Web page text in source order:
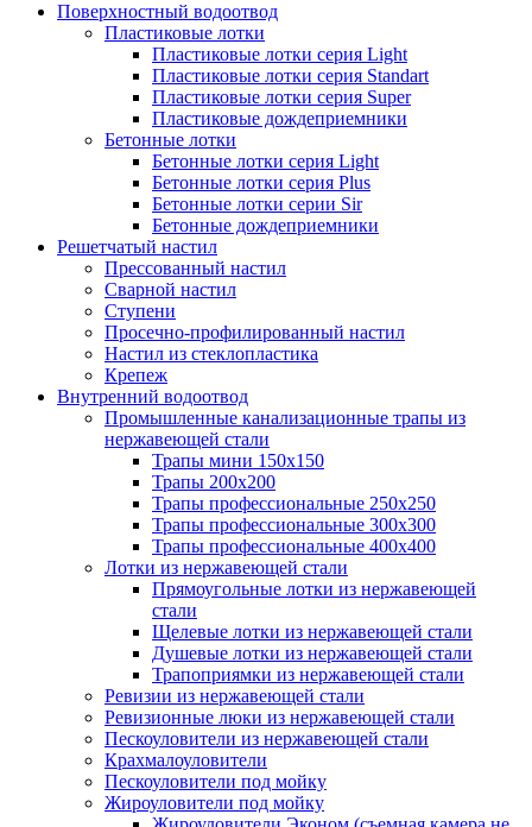
Поверхностный водоотвод
Пластиковые лотки
Пластиковые лотки серия Light
Пластиковые лотки серия Standart
Пластиковые лотки серия Super
Пластиковые дождеприемники
Бетонные лотки
Бетонные лотки серия Light
Бетонные лотки серия Plus
Бетонные лотки серии Sir
Бетонные дождеприемники
Решетчатый настил
Прессованный настил
Сварной настил
Ступени
Просечно-профилированный настил
Настил из стеклопластика
Крепеж
Внутренний водоотвод
Промышленные канализационные трапы из
нержавеющей стали
Трапы мини 150х150
Трапы 200х200
Трапы профессиональные 250х250
Трапы профессиональные 300х300
Трапы профессиональные 400х400
Лотки из нержавеющей стали
Прямоугольные лотки из нержавеющей
стали
Щелевые лотки из нержавеющей стали
Душевые лотки из нержавеющей стали
Трапоприямки из нержавеющей стали
Ревизии из нержавеющей стали
Ревизионные люки из нержавеющей стали
Пескоуловители из нержавеющей стали
Крахмалоуловители
Пескоуловители под мойку
Жироуловители под мойку